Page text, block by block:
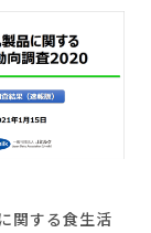
関する食生活